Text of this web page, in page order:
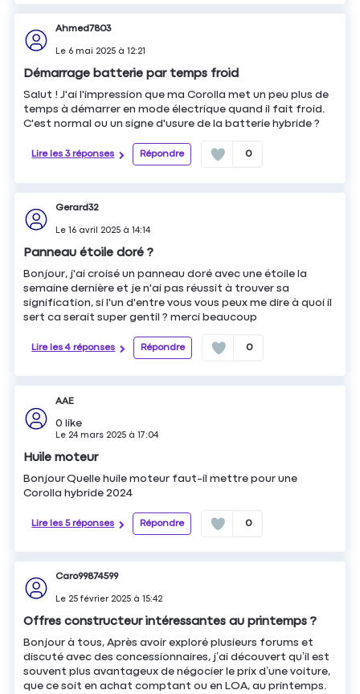
Ahmed7803
Le 6 mai 2025 à12:21
Démarrage batterie par temps froid
Salut ! J'ai l'impression que ma Corolla met un peu plus de
temps à démarrer en mode électrique quand il fait froid.
C'est normal ou un signe d'usure de la batterie hybride ?
Lire les 3 réponses Répondre 0
Gerard32
Le16 avril 2025 à14:14
Panneau étoile doré ?
Bonjour, j'ai croisé un panneau doré avec une étoile la
semaine dernière et je n'ai pas réussit à trouver sa
signification, si l'un d'entre vous vous peux me dire à quoi il
sert ca serait super gentil ? merci beaucoup
Lire les 4 réponses Répondre 0
AAE
0 like
Le 24 mars 2025 à17:04
Huile moteur
Bonjour Quelle huile moteur faut-il mettre pour une
Corolla hybride 2024
Lire les 5 réponses Répondre 0
Caro99874599
Le 25 février 2025 à15:42
Offres constructeur intéressantes au printemps ?
Bonjour à tous, Après avoir exploré plusieurs forums et
discuté avec des concessionnaires, j’ai découvert qu’il est
souvent plus avantageux de négocier le prix d’une voiture,
que ce soit en achat comptant ou en LOA, au printemps.